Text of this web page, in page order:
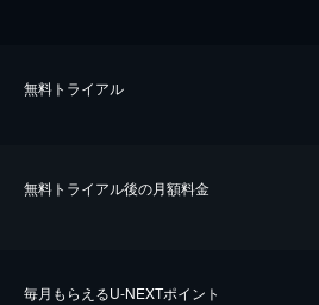
無料トライアル
無料トライアル後の⽉額料金
毎⽉もらえるU-NEXTポイント